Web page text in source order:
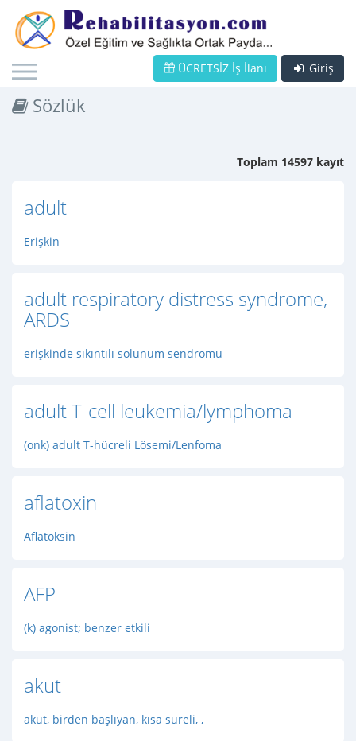
Giriş
ÜCRETSİZ İş İlanı
Sözlük
Toplam 14597 kayıt
adult
Erişkin
adult respiratory distress syndrome,
ARDS
erişkinde sıkıntılı solunum sendromu
adult T-cell leukemia/lymphoma
(onk) adult T-hücreli Lösemi/Lenfoma
aflatoxin
Aflatoksin
AFP
(k) agonist; benzer etkili
akut
akut, birden başlıyan, kısa süreli, ,